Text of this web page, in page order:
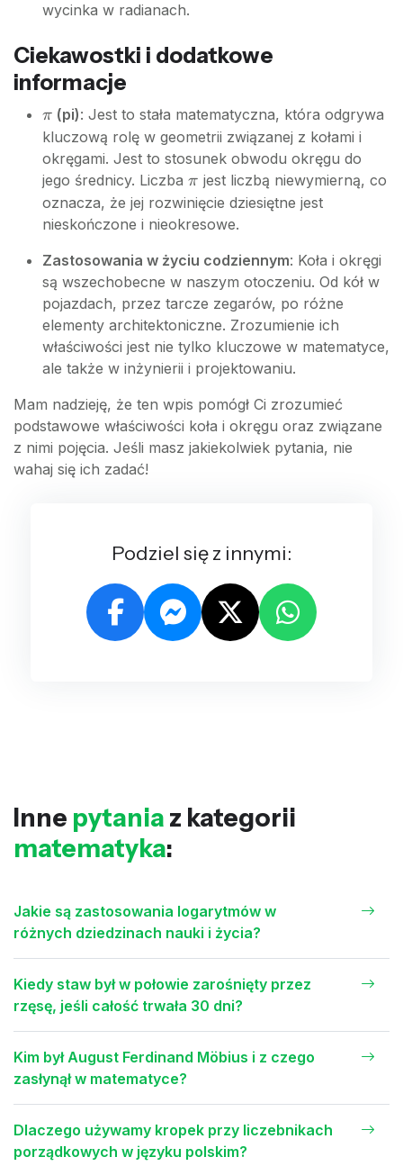
{2}r^2\theta
wycinka w radianach.
Ciekawostki i dodatkowe
informacje
\pi
π (pi): Jest to stała matematyczna, która odgrywa
kluczową rolę w geometrii związanej z kołami i
okręgami. Jest to stosunek obwodu okręgu do
jego średnicy. Liczba \pi
π jest liczbą niewymierną, co
oznacza, że jej rozwinięcie dziesiętne jest
nieskończone i nieokresowe.
Zastosowania w życiu codziennym: Koła i okręgi
są wszechobecne w naszym otoczeniu. Od kół w
pojazdach, przez tarcze zegarów, po różne
elementy architektoniczne. Zrozumienie ich
właściwości jest nie tylko kluczowe w matematyce,
ale także w inżynierii i projektowaniu.
Mam nadzieję, że ten wpis pomógł Ci zrozumieć
podstawowe właściwości koła i okręgu oraz związane
z nimi pojęcia. Jeśli masz jakiekolwiek pytania, nie
wahaj się ich zadać!
Podziel się z innymi:
Inne pytania z kategorii
matematyka:
Jakie są zastosowania logarytmów w
różnych dziedzinach nauki i życia?
Kiedy staw był w połowie zarośnięty przez
rzęsę, jeśli całość trwała 30 dni?
Kim był August Ferdinand Möbius i z czego
zasłynął w matematyce?
Dlaczego używamy kropek przy liczebnikach
porządkowych w języku polskim?